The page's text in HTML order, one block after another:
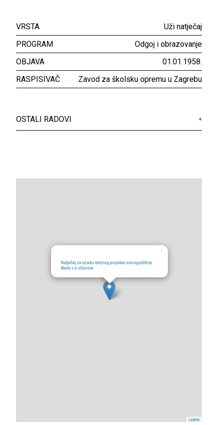
VRSTA
Uži natječaj
PROGRAM
Odgoj i obrazovanje
OBJAVA
01.01.1958.
RASPISIVAČ
Zavod za školsku opremu u Zagrebu
OSTALI RADOVI +
Natječaj za izradu idejnog projekta osmogodišnje
škole s 4 učionice
×
Leaflet